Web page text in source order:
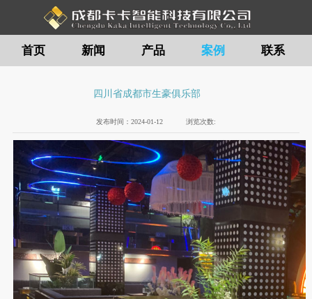
首页 新闻 产品 案例 联系
四川省成都市生豪俱乐部
发布时间： 2024-01-12 浏览次数: